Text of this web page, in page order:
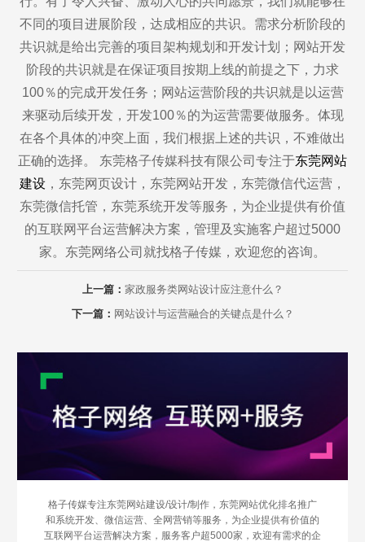
不同的项目进展阶段，达成相应的共识。需求分析阶段的
共识就是给出完善的项目架构规划和开发计划；网站开发
阶段的共识就是在保证项目按期上线的前提之下，力求
100％的完成开发任务；网站运营阶段的共识就是以运营
来驱动后续开发，开发100％的为运营需要做服务。体现
在各个具体的冲突上面，我们根据上述的共识，不难做出
正确的选择。 东莞格子传媒科技有限公司专注于东莞网站
建设 ，东莞网页设计，东莞网站开发，东莞微信代运营，
东莞微信托管，东莞系统开发等服务，为企业提供有价值
的互联网平台运营解决方案，管理及实施客户超过5000
家。东莞网络公司就找格子传媒，欢迎您的咨询。
上一篇： 家政服务类网站设计应注意什么？
下一篇： 网站设计与运营融合的关键点是什么？
格子传媒专注东莞网站建设/设计/制作，东莞网站优化排名推广
和系统开发、微信运营、全网营销等服务，为企业提供有价值的
互联网平台运营解决方案，服务客户超5000家，欢迎有需求的企